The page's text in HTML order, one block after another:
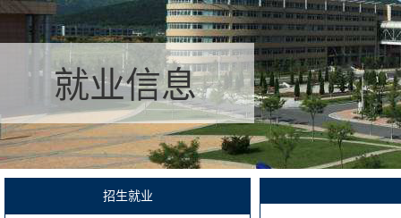
就业信息
招生就业